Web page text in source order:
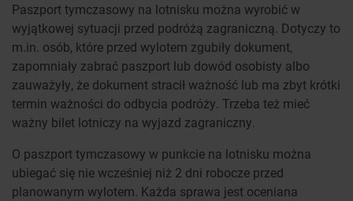
Paszport tymczasowy na lotnisku można wyrobić w
wyjątkowej sytuacji przed podróżą zagraniczną. Dotyczy to
m.in. osób, które przed wylotem zgubiły dokument,
zapomniały zabrać paszport lub dowód osobisty albo
zauważyły, że dokument stracił ważność lub ma zbyt krótki
termin ważności do odbycia podróży. Trzeba też mieć
ważny bilet lotniczy na wyjazd zagraniczny.
O paszport tymczasowy w punkcie na lotnisku można
ubiegać się nie wcześniej niż 2 dni robocze przed
planowanym wylotem. Każda sprawa jest oceniana